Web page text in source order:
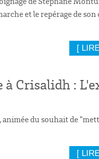
et le repérage de
[
Crisalidh :
du souhait de
[